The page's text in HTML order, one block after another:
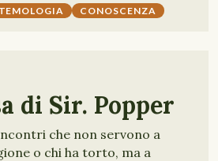
CONOSCENZA
di Sir. Popper
che non servono a
o chi ha torto, ma a